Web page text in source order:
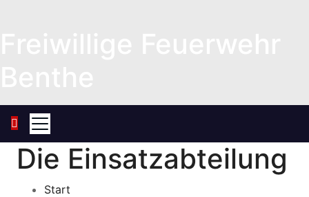
Die Einsatzabteilung
Start